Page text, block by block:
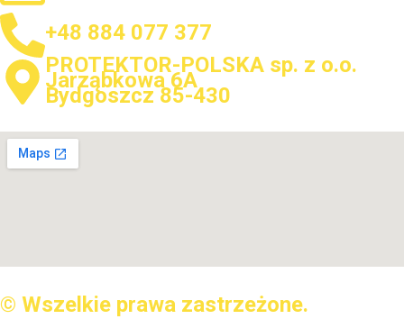
+48 884 077 377
PROTEKTOR-POLSKA sp. z o.o.
Jarząbkowa 6A
Bydgoszcz 85-430
© Wszelkie prawa zastrzeżone.